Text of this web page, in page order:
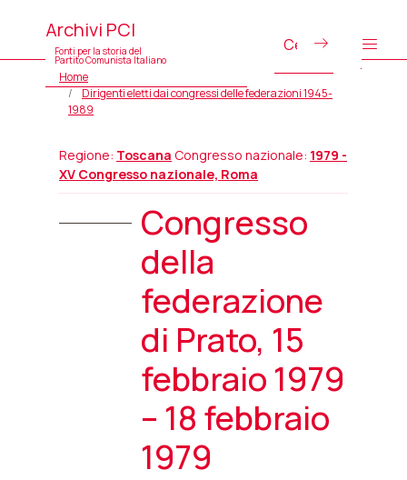
Archivi PCI
Fonti per la storia del
Partito Comunista Italiano
Home
Dirigenti eletti dai congressi delle federazioni 1945-
1989
Regione: Toscana Congresso nazionale: 1979 -
XV Congresso nazionale, Roma
Congresso
della
federazione
di Prato, 15
febbraio 1979
– 18 febbraio
1979